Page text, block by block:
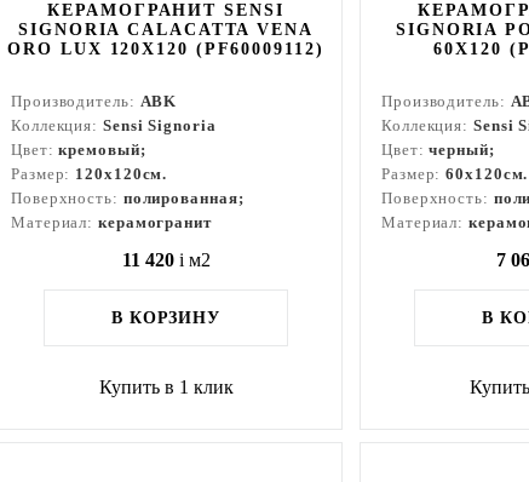
КЕРАМОГРАНИТ SENSI
SIGNORIA CALACATTA VENA
ORO LUX 120X120 (PF60009112)
Производитель: ABK
Коллекция: Sensi Signoria
Цвет:кремовый;
Размер: 120x120см.
Поверхность: полированная;
Материал: керамогранит
11 420 i м2
В КОРЗИНУ
Купить в 1 клик
SIGNORIA
60X120
Производитель:
Коллекция: Sensi
Цвет:черный;
Размер:60x120см.
Поверхность:
Материал:
7
В